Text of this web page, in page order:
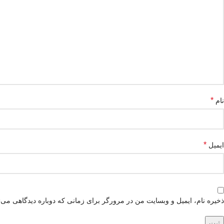
نام *
ایمیل *
ذخیره نام، ایمیل و وبسایت من در مرورگر برای زمانی که دوباره دیدگاهی